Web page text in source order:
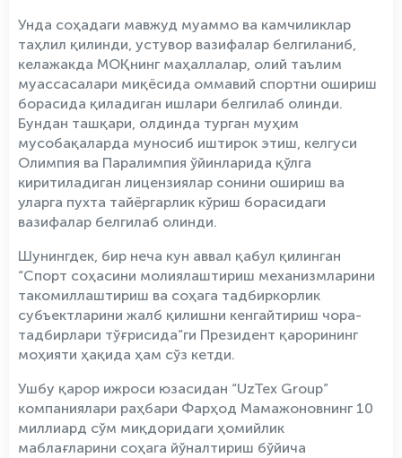
Унда соҳадаги мавжуд муаммо ва камчиликлар
таҳлил қилинди, устувор вазифалар белгиланиб,
келажакда МОҚнинг маҳаллалар, олий таълим
муассасалари миқёсида оммавий спортни ошириш
борасида қиладиган ишлари белгилаб олинди.
Бундан ташқари, олдинда турган муҳим
мусобақаларда муносиб иштирок этиш, келгуси
Олимпия ва Паралимпия ўйинларида қўлга
киритиладиган лицензиялар сонини ошириш ва
уларга пухта тайёргарлик кўриш борасидаги
вазифалар белгилаб олинди.
Шунингдек, бир неча кун аввал қабул қилинган
“Спорт соҳасини молиялаштириш механизмларини
такомиллаштириш ва соҳага тадбиркорлик
субъектларини жалб қилишни кенгайтириш чора-
тадбирлари тўғрисида”ги Президент қарорининг
моҳияти ҳақида ҳам сўз кетди.
Ушбу қарор ижроси юзасидан “UzTex Group”
компаниялари раҳбари Фарҳод Мамажоновнинг 10
миллиард сўм миқдоридаги ҳомийлик
маблағларини соҳага йўналтириш бўйича